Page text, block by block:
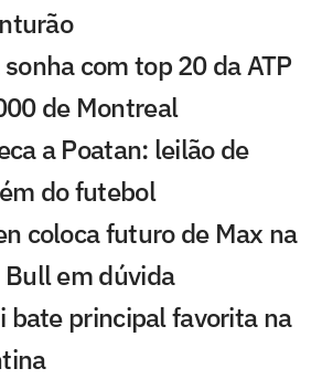
com top 20 da ATP
de Montreal
a Poatan: leilão de
do futebol
coloca futuro de Max na
Bull em dúvida
bate principal favorita na